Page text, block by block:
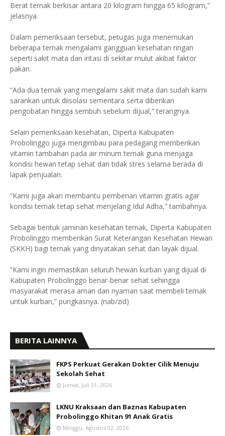
Berat ternak berkisar antara 20 kilogram hingga 65 kilogram,”
jelasnya.
Dalam pemeriksaan tersebut, petugas juga menemukan
beberapa ternak mengalami gangguan kesehatan ringan
seperti sakit mata dan iritasi di sekitar mulut akibat faktor
pakan.
“Ada dua ternak yang mengalami sakit mata dan sudah kami
sarankan untuk diisolasi sementara serta diberikan
pengobatan hingga sembuh sebelum dijual,” terangnya.
Selain pemeriksaan kesehatan, Diperta Kabupaten
Probolinggo juga mengimbau para pedagang memberikan
vitamin tambahan pada air minum ternak guna menjaga
kondisi hewan tetap sehat dan tidak stres selama berada di
lapak penjualan.
“Kami juga akan membantu pemberian vitamin gratis agar
kondisi ternak tetap sehat menjelang Idul Adha,” tambahnya.
Sebagai bentuk jaminan kesehatan ternak, Diperta Kabupaten
Probolinggo memberikan Surat Keterangan Kesehatan Hewan
(SKKH) bagi ternak yang dinyatakan sehat dan layak dijual.
“Kami ingin memastikan seluruh hewan kurban yang dijual di
Kabupaten Probolinggo benar-benar sehat sehingga
masyarakat merasa aman dan nyaman saat membeli ternak
untuk kurban,” pungkasnya. (nab/zid)
BERITA LAINNYA
FKPS Perkuat Gerakan Dokter Cilik Menuju
Sekolah Sehat
Jumat, Juli 31, 2026
LKNU Kraksaan dan Baznas Kabupaten
Probolinggo Khitan 91 Anak Gratis
Minggu, Agustus 02, 2026